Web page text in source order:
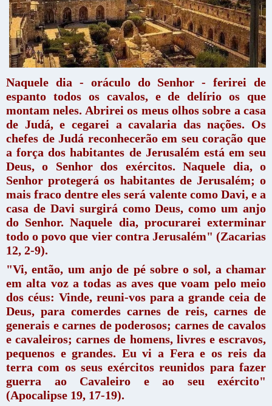
Naquele dia - oráculo do Senhor - ferirei de
espanto todos os cavalos, e de delírio os que
montam neles. Abrirei os meus olhos sobre a casa
de Judá, e cegarei a cavalaria das nações. Os
chefes de Judá reconhecerão em seu coração que
a força dos habitantes de Jerusalém está em seu
Deus, o Senhor dos exércitos. Naquele dia, o
Senhor protegerá os habitantes de Jerusalém; o
mais fraco dentre eles será valente como Davi, e a
casa de Davi surgirá como Deus, como um anjo
do Senhor. Naquele dia, procurarei exterminar
todo o povo que vier contra Jerusalém" (Zacarias
12, 2-9).
"Vi, então, um anjo de pé sobre o sol, a chamar
em alta voz a todas as aves que voam pelo meio
dos céus: Vinde, reuni-vos para a grande ceia de
Deus, para comerdes carnes de reis, carnes de
generais e carnes de poderosos; carnes de cavalos
e cavaleiros; carnes de homens, livres e escravos,
pequenos e grandes. Eu vi a Fera e os reis da
terra com os seus exércitos reunidos para fazer
guerra ao Cavaleiro e ao seu exército"
(Apocalipse 19, 17-19).